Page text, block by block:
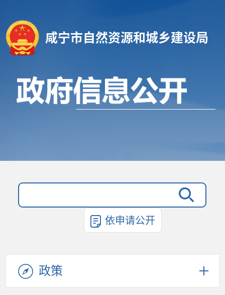
咸宁市自然资源和城乡建设局
依申请公开
政策